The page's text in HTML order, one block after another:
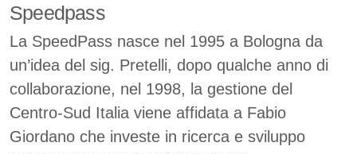
Speedpass
La SpeedPass nasce nel 1995 a Bologna da
un’idea del sig. Pretelli, dopo qualche anno di
collaborazione, nel 1998, la gestione del
Centro-Sud Italia viene affidata a Fabio
Giordano che investe in ricerca e sviluppo